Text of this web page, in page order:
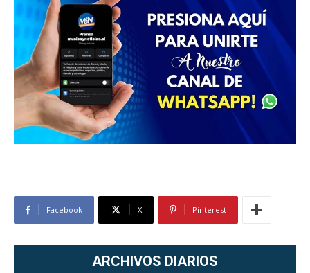
Facebook X Pinterest
ARCHIVOS DIARIOS